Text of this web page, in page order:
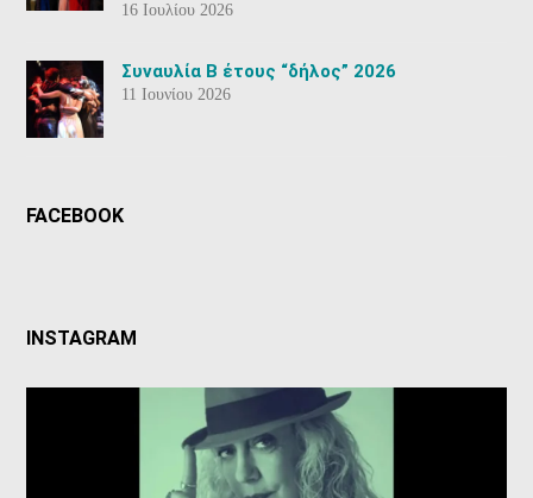
16 Ιουλίου 2026
Συναυλία Β έτους “δήλος” 2026
11 Ιουνίου 2026
FACEBOOK
INSTAGRAM